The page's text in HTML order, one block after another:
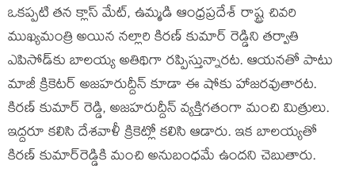
ఒక‌ప్ప‌టి త‌న క్లాస్ మేట్, ఉమ్మ‌డి ఆంధ్ర‌ప్ర‌దేశ్‌ రాష్ట్ర చివ‌రి
ముఖ్య‌మంత్రి అయిన న‌ల్లారి కిర‌ణ్ కుమార్ రెడ్డిని త‌ర్వాతి
ఎపిసోడ్‌కు బాల‌య్య అతిథిగా ర‌ప్పిస్తున్నార‌ట‌. ఆయ‌న‌తో పాటు
మాజీ క్రికెట‌ర్ అజ‌హ‌రుద్దీన్ కూడా ఈ షోకు హాజ‌ర‌వుతార‌ట‌.
కిర‌ణ్ కుమార్ రెడ్డి, అజ‌హ‌రుద్దీన్ వ్య‌క్తిగ‌తంగా మంచి మిత్రులు.
ఇద్ద‌రూ క‌లిసి దేశ‌వాళీ క్రికెట్లో క‌లిసి ఆడారు. ఇక బాల‌య్య‌తో
కిర‌ణ్ కుమార్‌రెడ్డికి మంచి అనుబంధ‌మే ఉంద‌ని చెబుతారు.